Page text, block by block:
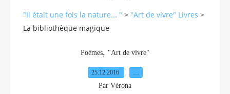
"Il était une fois la nature... " > "Art de vivre" Livres >
La bibliothèque magique
Poèmes, "Art de vivre"
25.12.2016
Par Vérona